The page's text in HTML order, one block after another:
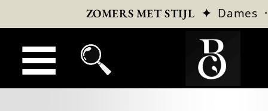
ZOMERS MET STIJL ✦ Dames